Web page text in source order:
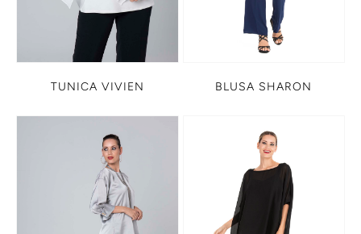
TUNICA VIVIEN BLUSA SHARON